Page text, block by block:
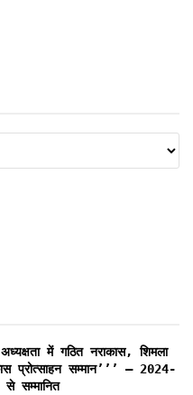
में गठित नराकास, शिमला
प्रोत्साहन सम्मान’’’ – 2024-
सम्‍मानित